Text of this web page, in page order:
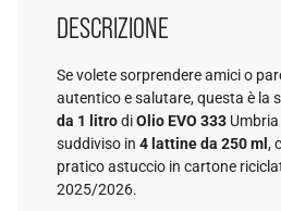
DESCRIZIONE
Se volete sorprendere amici o
autentico e salutare, questa è la
da 1 litrodiOlio EVO 333
suddiviso in 4 lattine da 250 ml ,
pratico astuccio in cartone
2025/2026.